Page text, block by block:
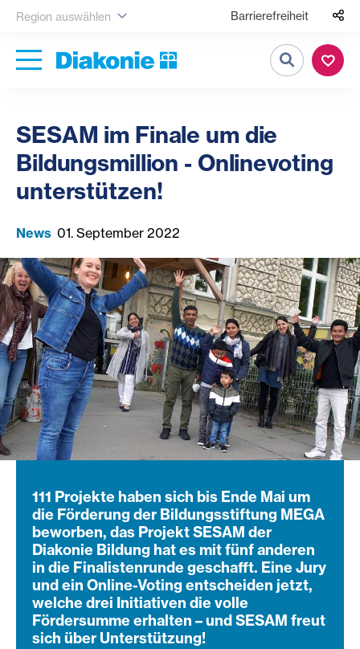
Region auswählen Barrierefreiheit
Suche
SESAM im Finale um die
Bildungsmillion - Onlinevoting
unterstützen!
News 01. September 2022
111 Projekte haben sich bis Ende Mai um
die Förderung der Bildungsstiftung MEGA
beworben, das Projekt SESAM der
Diakonie Bildung hat es mit fünf anderen
in die Finalistenrunde geschafft. Eine Jury
und ein Online-Voting entscheiden jetzt,
welche drei Initiativen die volle
Fördersumme erhalten – und SESAM freut
sich über Unterstützung!